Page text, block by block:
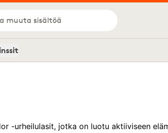
muuta sisältöä
-urheilulasit, jotka on luotu aktiiviseen